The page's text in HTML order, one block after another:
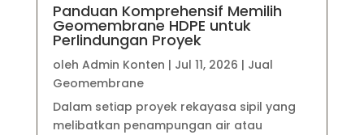
Panduan Komprehensif Memilih
Geomembrane HDPE untuk
Perlindungan Proyek
oleh Admin Konten | Jul 11, 2026 | Jual
Geomembrane
Dalam setiap proyek rekayasa sipil yang
melibatkan penampungan air atau